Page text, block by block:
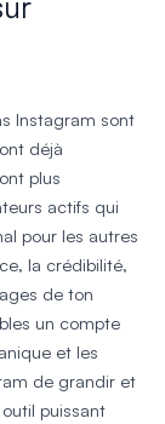
Instagram sont
déjà
plus
actifs qui
pour les autres
la crédibilité,
de ton
un compte
et les
de grandir et
puissant